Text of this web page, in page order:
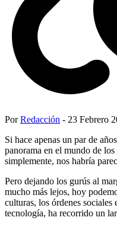
PorRedacción - 23 Febrero
Si hace apenas un par de
panorama en el mundo de
simplemente, nos habría
Pero dejando los gurús al
mucho más lejos, hoy
culturas, los órdenes sociales
tecnología, ha recorrido un